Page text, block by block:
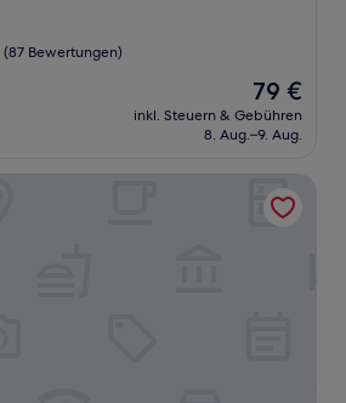
(87 Bewertungen)
Der
Preis
beträgt
79 €
inkl. Steuern & Gebühren
8. Aug.–9. Aug.